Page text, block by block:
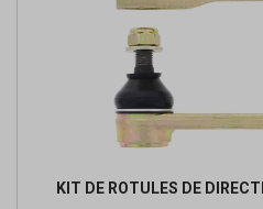
KIT DE ROTULES DE